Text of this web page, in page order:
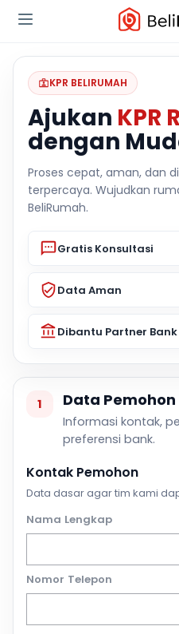
KPR BELIRUMAH
Ajukan KPR
dengan
Proses cepat, aman, dan
terpercaya. Wujudkan
BeliRumah.
Gratis Konsultasi
Data Aman
Dibantu Partner Bank
1 Data Pemohon
Informasi kontak,
preferensi bank.
Kontak Pemohon
Data dasar agar tim kami
Nama Lengkap
Nomor Telepon